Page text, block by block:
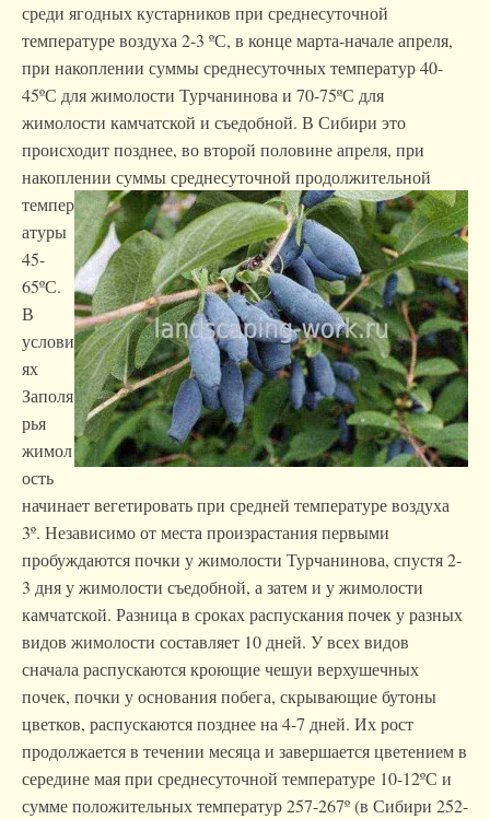
среди ягодных кустарников при среднесуточной
температуре воздуха 2-3 ºС, в конце марта-начале апреля,
при накоплении суммы среднесуточных температур 40-
45ºС для жимолости Турчанинова и 70-75ºС для
жимолости камчатской и съедобной. В Сибири это
происходит позднее, во второй половине апреля, при
накоплении суммысреднесуточной продолжительной
темпер
атуры
45-
65ºС.
В
услови
ях
Заполя
рья
жимол
ость
начинает вегетировать при средней температуре воздуха
3º. Независимо от места произрастания первыми
пробуждаются почки у жимолости Турчанинова, спустя 2-
3 дня у жимолости съедобной, а затем и у жимолости
камчатской. Разница в сроках распускания почек у разных
видов жимолости составляет 10 дней. У всех видов
сначала распускаются кроющие чешуи верхушечных
почек, почки у основания побега, скрывающие бутоны
цветков, распускаются позднее на 4-7 дней. Их рост
продолжается в течении месяца и завершается цветением в
середине мая при среднесуточной температуре 10-12ºС и
сумме положительных температур 257-267º (в Сибири 252-